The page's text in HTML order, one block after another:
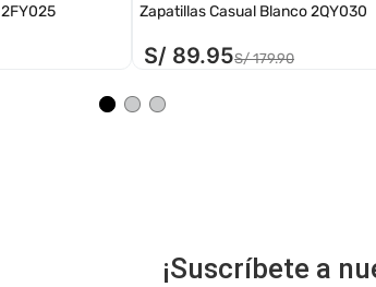
Zapatillas Casual Blanco 2QY030
S/ 89.95S/ 179.90
¡Suscríbete a